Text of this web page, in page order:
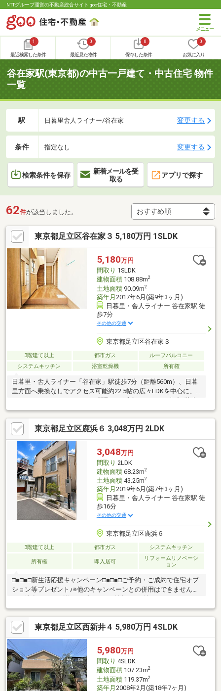
NTTグループ運営の不動産総合サイト goo住宅・不動産
1
最近検索した条件
0
最近見た物件
0
保存した条件
0
お気に入り
谷在家駅(東京都)の中古一戸建て・中古住宅 物件
一覧
駅 日暮里舎人ライナー/谷在家 変更する
条件 指定なし 変更する
検索条件を保存
新着メールを受
取る
アプリで探す
62件が該当しました。
東京都足立区谷在家３ 5,180万円 1SLDK
5,180万円
間取り 1SLDK
建物面積108.88m2
土地面積90.09m2
築年月 2017年6月(築9年3ヶ月)
日暮里・舎人ライナー 谷在家駅 徒
歩7分
その他の交通
東京都足立区谷在家３
3階建て以上 都市ガス
ルーフバルコニー
システムキッチン
浴室乾燥機 所有権
日暮里・舎人ライナー「谷在家」駅徒歩7分（距離560m）、日暮
里方面へ乗換なしでアクセス可能約22.5帖の広々LDKを中心に、
階バルコニー付きで日当たり良好。ウォークインクローゼットや
納戸2室など収納も充実全室クロス張替え・給湯器交換・浴室換気
乾燥機交換・防蟻処理・ハウスクリーニング済みで、購入後すぐ
に新生活をスタート追い焚き機能・ビルトイン食洗機・システム
キッチン・浴室乾燥機・モニター付インターホンなど設備も充実
駐車場有・平成29年6月築の築浅物件、現況空室で引渡し相談可
東京都足立区鹿浜６ 3,048万円 2LDK
3,048万円
間取り 2LDK
建物面積68.23m2
土地面積43.25m2
築年月 2019年6月(築7年3ヶ月)
日暮里・舎人ライナー 谷在家駅 徒
歩16分
その他の交通
東京都足立区鹿浜６
3階建て以上 都市ガス システムキッチン
所有権 即入居可
リフォームリノベーシ
ョン
□■□■□新生活応援キャンペーン□■□■□ご予約・ご成約で住宅オプ
ション等プレゼント♪※他のキャンペーンとの併用はできませんの
♪◇◆◇住宅ローン相談会実施中◇◆◇随時住宅ローン相談会を
開催しております♪都市銀行（三菱UFJ銀行/三井住友銀行/りそな
銀行）ネット銀行（auじぶん銀行/SBIネット銀行/イオン銀行/楽
天銀行）その他、地方銀行・信用金庫etc... ８０社以上の金融機
関からお客様に最適な金融機関とプランをご提案させていただき
ます。スタッフ一同、素敵なお住まいをご提案出来ますよう誠心
誠意お手伝い致します♪
東京都足立区西新井４ 5,980万円 4SLDK
5,980万円
間取り 4SLDK
建物面積107.23m2
土地面積119.37m2
築年月 2008年2月(築18年7ヶ月)